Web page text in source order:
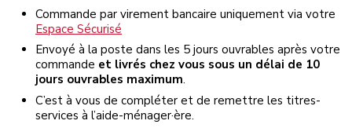
Commande par virement bancaire uniquement via votre
Espace Sécurisé
Envoyé à la poste dans les 5 jours ouvrables après votre
commande et livrés chez vous sous un délai de 10
jours ouvrables maximum.
C’est à vous de compléter et de remettre les titres-
services à l’aide-ménager·ère.